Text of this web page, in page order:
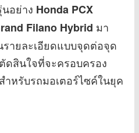
อย่าง Honda PCX
Filano Hybrid มา
รายละเอียดแบบจุดต่อจุด
ดสินใจที่จะครอบครอง
สำหรับรถมอเตอร์ไซค์ในยุค